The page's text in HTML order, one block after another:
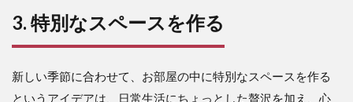
3. 特別なスペースを作る
新しい季節に合わせて、お部屋の中に特別なスペースを作る
というアイデアは、日常生活にちょっとした贅沢を加え、心